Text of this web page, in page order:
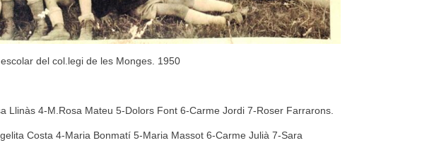
del col.legi de les Monges. 1950
Llinàs 4-M.Rosa Mateu 5-Dolors Font 6-Carme Jordi 7-Roser Farrarons.
Costa 4-Maria Bonmatí 5-Maria Massot 6-Carme Julià 7-Sara